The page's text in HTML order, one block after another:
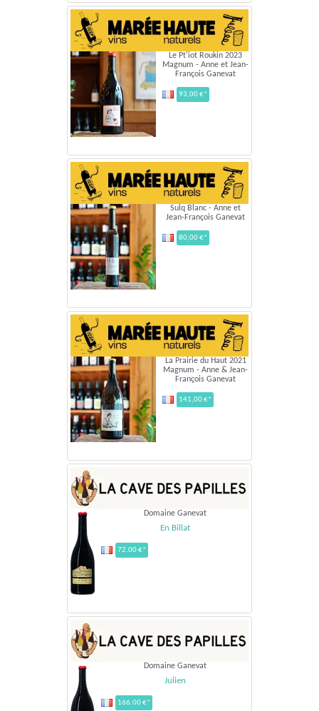
Le Pt'iot Roukin 2023
Magnum - Anne et Jean-
François Ganevat
93,00 €*
Sulq Blanc - Anne et
Jean-François Ganevat
80,00 €*
La Prairie du Haut 2021
Magnum - Anne & Jean-
François Ganevat
141,00 €*
Domaine Ganevat
En Billat
72.00 €*
Domaine Ganevat
Julien
166.00 €*